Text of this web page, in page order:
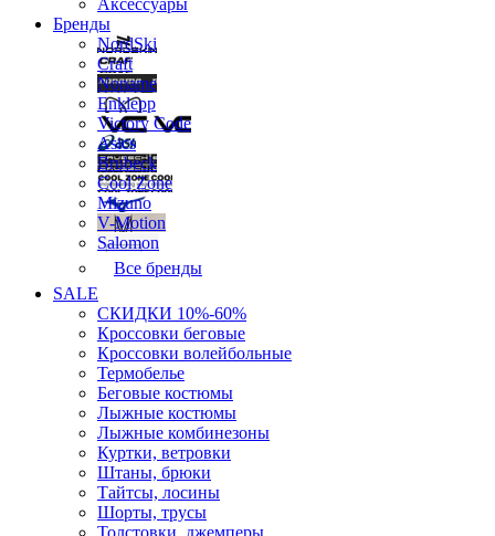
Аксессуары
Бренды
NordSki
Craft
Noname
Enklepp
Victory Code
Asics
Brubeck
Cool Zone
Mizuno
V-Motion
Salomon
Все бренды
SALE
СКИДКИ 10%-60%
Кроссовки беговые
Кроссовки волейбольные
Термобелье
Беговые костюмы
Лыжные костюмы
Лыжные комбинезоны
Куртки, ветровки
Штаны, брюки
Тайтсы, лосины
Шорты, трусы
Толстовки, джемперы